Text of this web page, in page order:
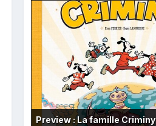
Preview : La famille Criminy